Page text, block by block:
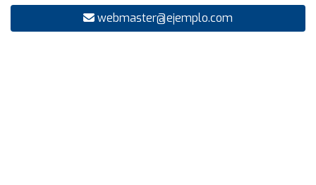
webmaster@ejemplo.com